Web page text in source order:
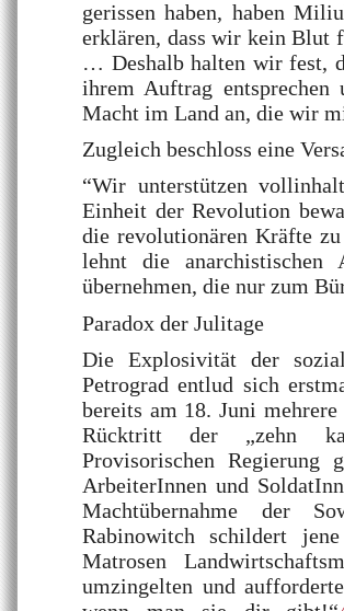
gerissen haben, haben
erklären, dass wir kein Blut
… Deshalb halten wir fest,
ihrem Auftrag entsprechen
Macht im Land an, die wir
Zugleich beschloss eine
“Wir unterstützen
Einheit der Revolution
die revolutionären Kräfte
lehnt die anarchistischen
übernehmen, die nur zum
Paradox der Julitage
Die Explosivität der
Petrograd entlud sich
bereits am 18. Juni
Rücktritt der „zehn
Provisorischen Regierung
ArbeiterInnen und
Machtübernahme der
Rabinowitch schildert
Matrosen
umzingelten und